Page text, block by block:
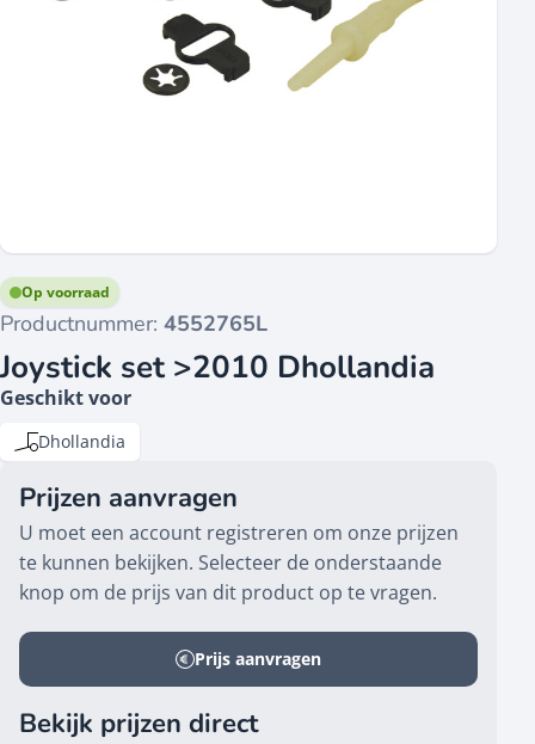
Productnummer: 4552765L
Op voorraad
Joystick set >2010 Dhollandia
Geschikt voor
Dhollandia
Prijzen aanvragen
U moet een account registreren om onze prijzen
te kunnen bekijken. Selecteer de onderstaande
knop om de prijs van dit product op te vragen.
Prijs aanvragen
Bekijk prijzen direct